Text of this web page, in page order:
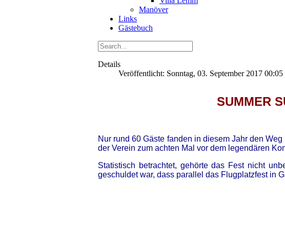
Manöver
Links
Gästebuch
Details
Veröffentlicht: Sonntag, 03. September 2017 00:05
SUMMER
Nur rund 60 Gäste fanden in diesem Jahr den Weg
der Verein zum achten Mal vor dem legendären
Statistisch betrachtet, gehörte das Fest nicht
geschuldet war, dass parallel das Flugplatzfest in